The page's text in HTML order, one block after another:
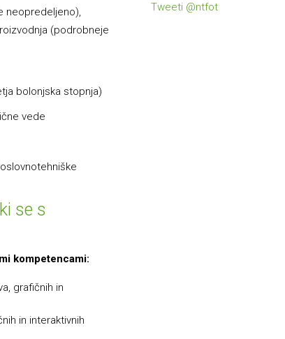
neopredeljeno),
(podrobneje
bolonjska stopnja)
vede
se s
kompetencami:
grafičnih in
in interaktivnih
Tweeti @ntfot